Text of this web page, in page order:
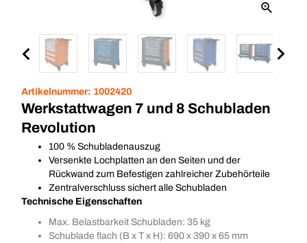
Artikelnummer: 1002420
Werkstattwagen 7 und 8 Schubladen
Revolution
100 % Schubladenauszug
Versenkte Lochplatten an den Seiten und der
Rückwand zum Befestigen zahlreicher Zubehörteile
Zentralverschluss sichert alle Schubladen
Technische Eigenschaften
Max. Belastbarkeit Schubladen: 35 kg
Schublade flach (B x T x H): 690 x 390 x 65 mm